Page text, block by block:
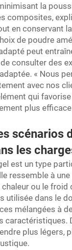
la
composites,
en conservant
de poudre
peut
consulter des
« Nous
avec nos
qui
plus
scénarios
les
est un type
ressemble à
ou le froid
utilisée dans le
mélangées à
plus légers,